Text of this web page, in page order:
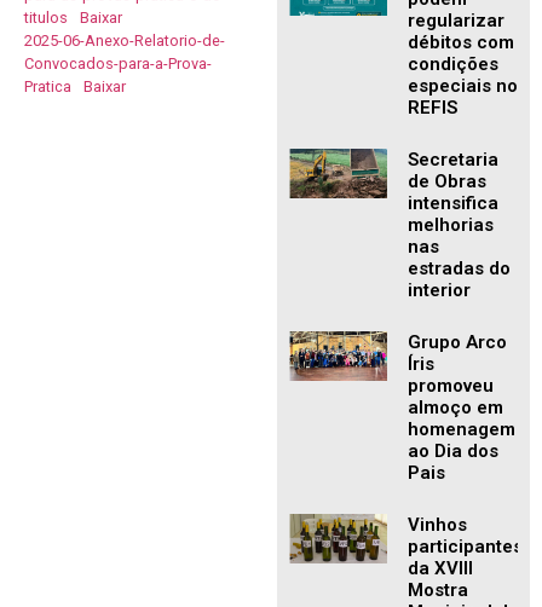
titulos
Baixar
2025-06-Anexo-Relatorio-de-
Convocados-para-a-Prova-
Pratica
Baixar
regularizar
débitos com
condições
especiais no
REFIS
Secretaria
de Obras
intensifica
melhorias
nas
estradas do
interior
Grupo Arco
Íris
promoveu
almoço em
homenagem
ao Dia dos
Pais
Vinhos
participantes
da XVIII
Mostra